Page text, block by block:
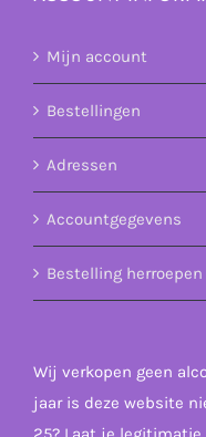
Mijn account
Bestellingen
Adressen
Accountgegevens
Bestelling herroepen
Wij verkopen geen
jaar is deze website